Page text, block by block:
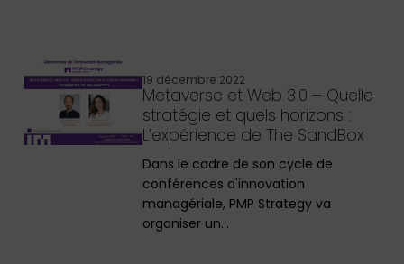
19 décembre 2022
Metaverse et Web 3.0 – Quelle
stratégie et quels horizons :
L’expérience de The SandBox
Dans le cadre de son cycle de
conférences d'innovation
managériale, PMP Strategy va
organiser un…